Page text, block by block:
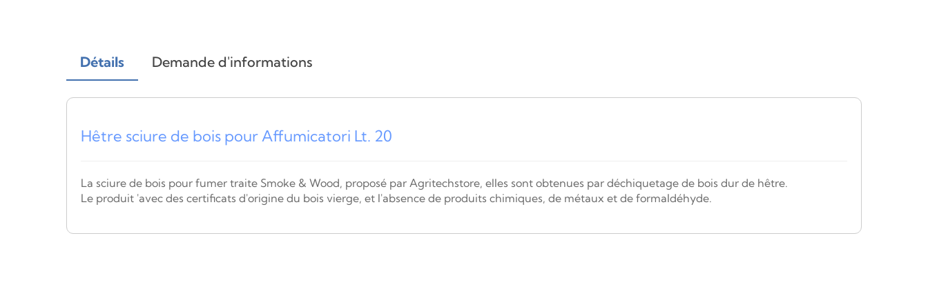
Détails Demande d'informations
Hêtre sciure de bois pour Affumicatori Lt. 20
La sciure de bois pour fumer traite Smoke & Wood, proposé par Agritechstore, elles sont obtenues par déchiquetage de bois dur de hêtre.
Le produit 'avec des certificats d'origine du bois vierge, et l'absence de produits chimiques, de métaux et de formaldéhyde.